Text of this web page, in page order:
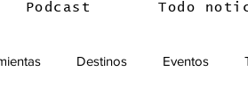
Podcast Todo
Destinos Eventos